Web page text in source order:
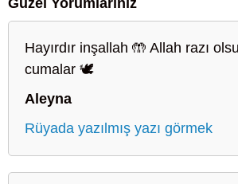
Hayırdır inşallah 🤲 Allah razı
cumalar 🕊️
Aleyna
Rüyada yazılmış yazı görmek